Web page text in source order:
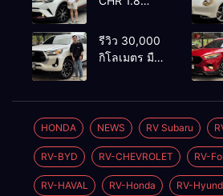
2018 สีขาว
มุก ตัวท้อปสุ
บาท🛣️วิ่งน้อย
90,000 กว่า
กิโลเมตร
รีวิว 30,000
กิโลเมตร มือ
2.4 HIGH
PRERUNNER
DOUBLECAB
2WD AT
2020 4ประตู
HONDA NEWS RV Subaru
RV-BYD RV-CHEVROLET RV-
RV-HAVAL RV-Honda RV-